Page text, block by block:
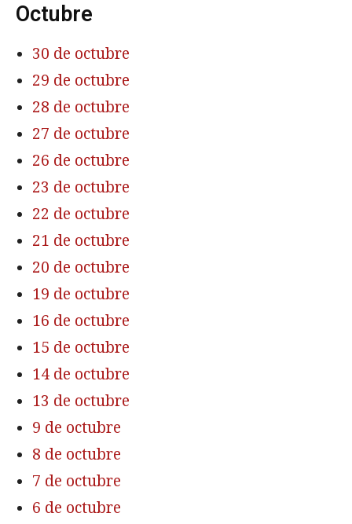
Octubre
30 de octubre
29 de octubre
28 de octubre
27 de octubre
26 de octubre
23 de octubre
22 de octubre
21 de octubre
20 de octubre
19 de octubre
16 de octubre
15 de octubre
14 de octubre
13 de octubre
9 de octubre
8 de octubre
7 de octubre
6 de octubre